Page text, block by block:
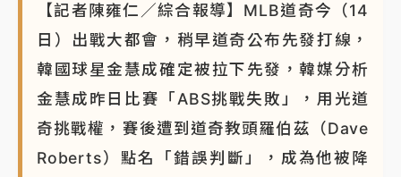
38度
【記者陳雍仁／綜合報導】MLB道奇今（14
日）出戰大都會，稍早道奇公布先發打線，
韓國球星金慧成確定被拉下先發，韓媒分析
金慧成昨日比賽「ABS挑戰失敗」，用光道
奇挑戰權，賽後遭到道奇教頭羅伯茲（Dave
Roberts）點名「錯誤判斷」，成為他被降